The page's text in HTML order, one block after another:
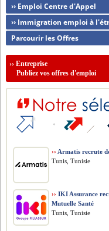
›› Emploi Centre d'Appel
›› Immigration emploi à
Parcourir les Offres
››Entreprise
Publiez vos offres d'emploi
›› Armatis recrute
Tunis, Tunisie
›› IKI Assurance
Mutuelle Santé
Tunis, Tunisie